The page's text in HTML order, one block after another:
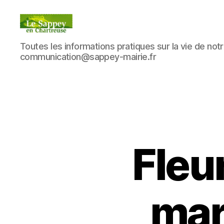
Blog
du
sappey
Toutes les informations pratiques sur la vie de
communication@sappey-mairie.fr